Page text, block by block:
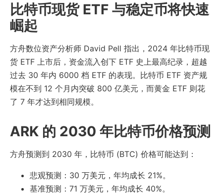
比特币现货 ETF 与稳定币将快速
崛起
方舟数位资产分析师 David Pell 指出，2024 年比特币现
货 ETF 上市后，资金流入创下 ETF 史上最高纪录，超越
过去 30 年内 6000 档 ETF 的表现。比特币 ETF 资产规
模在不到 12 个月内突破 800 亿美元，而黄金 ETF 则花
了 7 年才达到相同规模。
ARK 的 2030 年比特币价格预测
方舟预测到 2030 年，比特币 (BTC) 价格可能达到：
悲观预测：30 万美元，年均成长 21%。
基准预测：71 万美元，年均成长 40%。